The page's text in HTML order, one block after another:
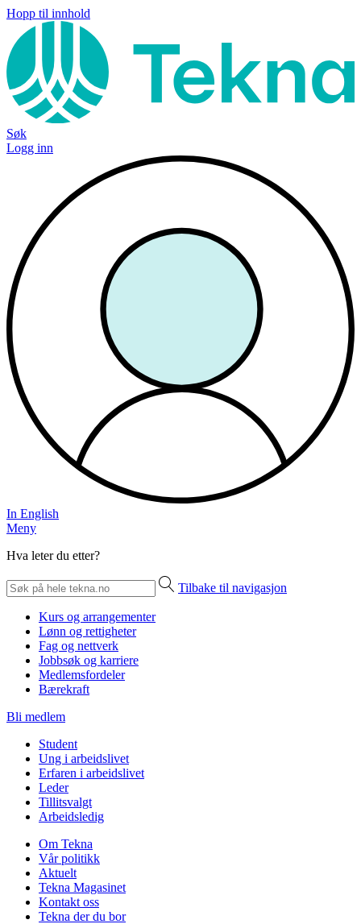
Hopp til innhold
Søk
Logg inn
In English
Meny
Hva leter du etter?
Tilbake til navigasjon
Kurs og arrangementer
Lønn og rettigheter
Fag og nettverk
Jobbsøk og karriere
Medlemsfordeler
Bærekraft
Bli medlem
Student
Ung i arbeidslivet
Erfaren i arbeidslivet
Leder
Tillitsvalgt
Arbeidsledig
Om Tekna
Vår politikk
Aktuelt
Tekna Magasinet
Kontakt oss
Tekna der du bor